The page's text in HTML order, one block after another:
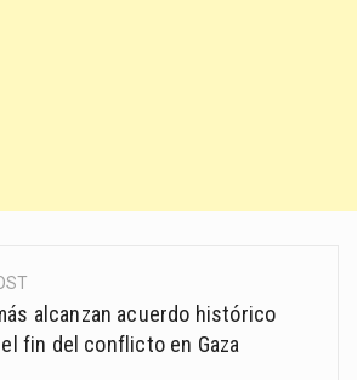
alcanzan acuerdo histórico
fin del conflicto en Gaza